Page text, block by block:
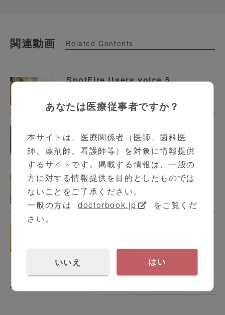
関連動画 Related Contents
SpotFire Users voice 5
3:49
SpotFire Users voice 2
4:29
小児科
あなたは医療従事者ですか？
本サイトは、医療関係者（医師、歯科医
師、薬剤師、看護師等）を対象に情報提供
するサイトです。掲載する情報は、一般の
方に対する情報提供を目的としたものでは
ないことをご了承ください。
一般の方は
doctorbook.jp
をご覧くだ
さい。
いいえ はい